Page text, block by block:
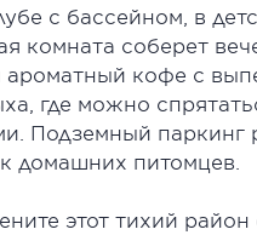
с бассейном, в
комната соберет
кофе с
где можно
Подземный паркинг
домашних питомцев.
этот тихий